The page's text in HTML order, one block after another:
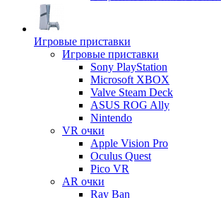
Игровые приставки
Игровые приставки
Sony PlayStation
Microsoft XBOX
Valve Steam Deck
ASUS ROG Ally
Nintendo
VR очки
Apple Vision Pro
Oculus Quest
Pico VR
AR очки
Ray Ban